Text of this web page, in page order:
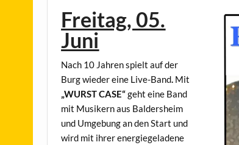
Freitag, 05.
Juni
Nach 10 Jahren spielt auf der
Burg wieder eine Live-Band. Mit
„WURST CASE“geht eine Band
mit Musikern aus Baldersheim
und Umgebung an den Start und
wird mit ihrer energiegeladene